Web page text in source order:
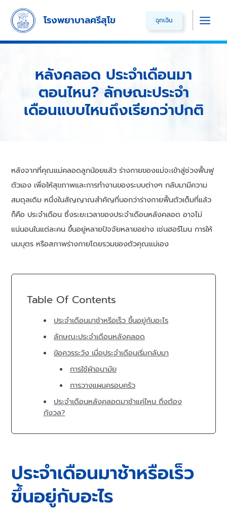
content
โรงพยาบาลศรีสุโข ฉุกเฉิน
Main
หลังคลอด ประจำเดือนมา
ตอนไหน? ลักษณะประจำ
เดือนแบบไหนถึงเรียกว่าปกติ
หลังจากที่คุณแม่คลอดลูกน้อยแล้ว ร่างกายของแม่จะเข้าสู่ช่วงฟื้นฟู
ตัวเอง เพื่อให้สุขภาพและการทำงานของระบบต่างๆ กลับมามีความ
สมดุลเดิม หนึ่งในสัญญาณสำคัญที่บอกว่าร่างกายฟื้นตัวเต็มที่แล้ว
ก็คือ ประจำเดือน ซึ่งระยะเวลาของประจำเดือนหลังคลอด อาจไม่
แน่นอนในแต่ละคน ขึ้นอยู่หลายปัจจัยหลายอย่าง เช่นฮอร์โมน การให้
นมบุตร หรือสภาพร่างกายโดยรวมของตัวคุณแม่เอง
Table Of Contents
ประจำเดือนมาช้าหรือเร็ว ขึ้นอยู่กับอะไร
ลักษณะประจำเดือนหลังคลอด
ข้อควรระวัง เมื่อประจำเดือนเริ่มกลับมา
การใช้ผ้าอนามัย
การวางแผนครอบครัว
ประจำเดือนหลังคลอดมาช้าแค่ไหน ถึงต้อง
กังวล?
ประจำเดือนมาช้าหรือเร็ว
ขึ้นอยู่กับอะไร